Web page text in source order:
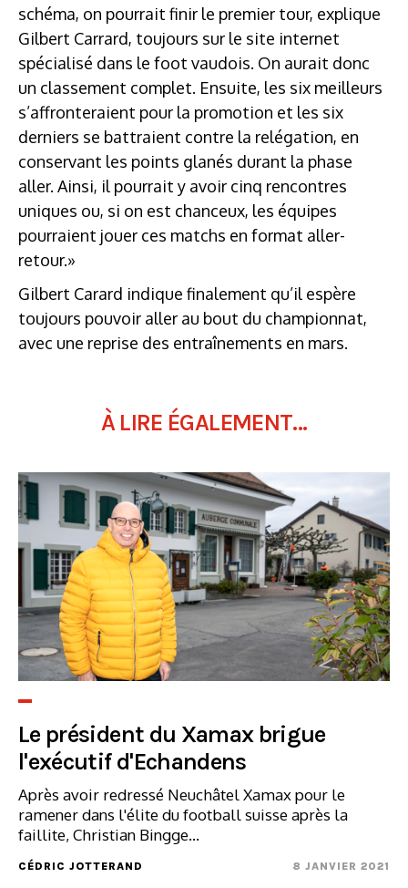
schéma, on pourrait finir le premier tour, explique
Gilbert Carrard, toujours sur le site internet
spécialisé dans le foot vaudois. On aurait donc
un classement complet. Ensuite, les six meilleurs
s’affronteraient pour la promotion et les six
derniers se battraient contre la relégation, en
conservant les points glanés durant la phase
aller. Ainsi, il pourrait y avoir cinq rencontres
uniques ou, si on est chanceux, les équipes
pourraient jouer ces matchs en format aller-
retour.»
Gilbert Carard indique finalement qu’il espère
toujours pouvoir aller au bout du championnat,
avec une reprise des entraînements en mars.
À LIRE ÉGALEMENT...
Le président du Xamax brigue
l'exécutif d'Echandens
Après avoir redressé Neuchâtel Xamax pour le
ramener dans l'élite du football suisse après la
faillite, Christian Bingge...
CÉDRIC JOTTERAND 8 JANVIER 2021